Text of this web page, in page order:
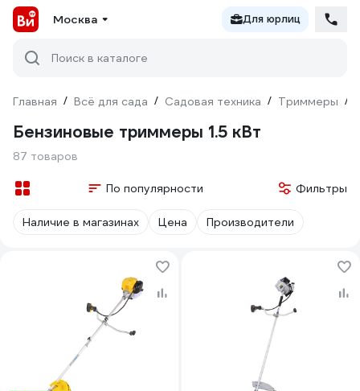
Москва Для юрлиц
Поиск в каталоге
Главная / Всё для сада / Садовая техника / Триммеры /
Бензиновые триммеры 1.5 кВт
87 товаров
По популярности Фильтры
Наличие в магазинах Цена Производители